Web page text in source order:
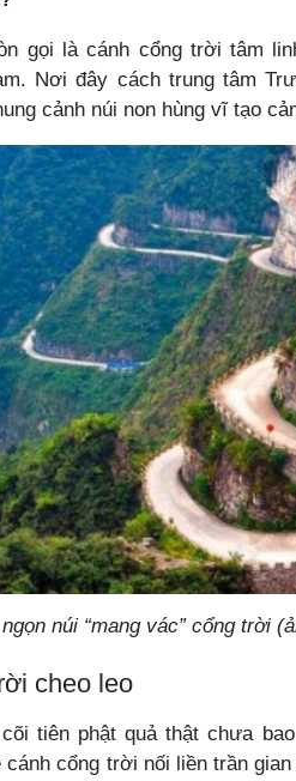
gọi là cánh cổng trời tâm
Nơi đây cách trung tâm
cảnh núi non hùng vĩ tạo
núi “mang vác” cổng trời
cheo leo
tiên phật quả thật chưa
cánh cổng trời nối liền trần